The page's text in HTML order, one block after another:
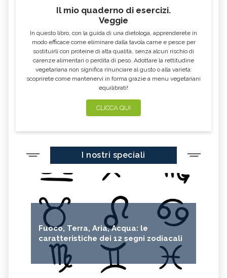
Il mio quaderno di esercizi.
Veggie
In questo libro, con la guida di una dietologa, apprenderete in
modo efficace come eliminare dalla tavola carne e pesce per
sostituirli con proteine di alta qualità, senza alcun rischio di
carenze alimentari o perdita di peso. Adottare la rettitudine
vegetariana non significa rinunciare al gusto o alla varietà:
scoprirete come mantenervi in forma grazie a menu vegetariani
equilibrati!
CLICCA QUI
I nostri speciali
Fuoco, Terra, Aria, Acqua: le
caratteristiche dei 12 segni zodiacali